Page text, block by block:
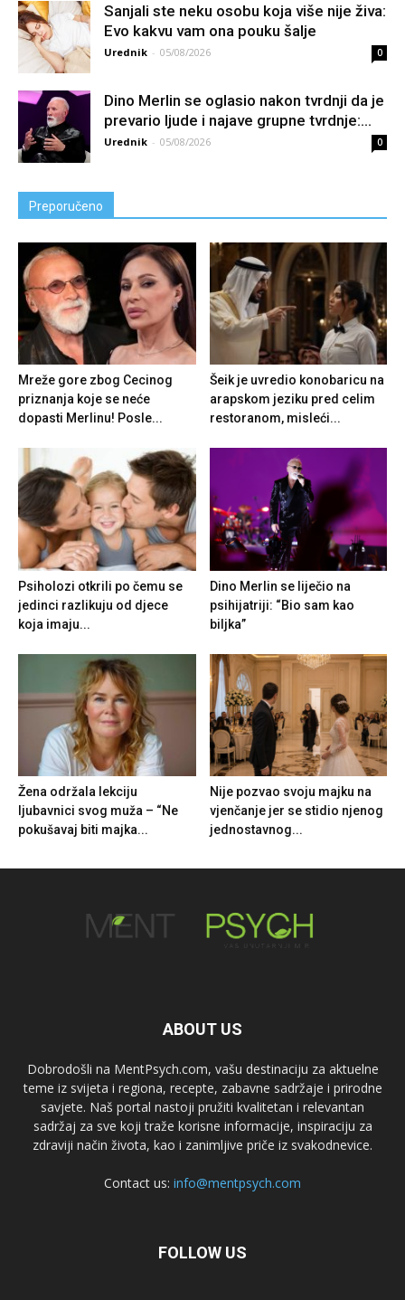
Sanjali ste neku osobu koja više nije živa:
Evo kakvu vam ona pouku šalje
Urednik - 05/08/2026 0
Dino Merlin se oglasio nakon tvrdnji da je
prevario ljude i najave grupne tvrdnje:...
Urednik - 05/08/2026 0
Preporučeno
Mreže gore zbog Cecinog
priznanja koje se neće
dopasti Merlinu! Posle...
Šeik je uvredio konobaricu na
arapskom jeziku pred celim
restoranom, misleći...
Psiholozi otkrili po čemu se
jedinci razlikuju od djece
koja imaju...
Dino Merlin se liječio na
psihijatriji: “Bio sam kao
biljka”
Žena održala lekciju
ljubavnici svog muža – “Ne
pokušavaj biti majka...
Nije pozvao svoju majku na
vjenčanje jer se stidio njenog
jednostavnog...
ABOUT US
Dobrodošli na MentPsych.com, vašu destinaciju za aktuelne
teme iz svijeta i regiona, recepte, zabavne sadržaje i prirodne
savjete. Naš portal nastoji pružiti kvalitetan i relevantan
sadržaj za sve koji traže korisne informacije, inspiraciju za
zdraviji način života, kao i zanimljive priče iz svakodnevice.
Contact us: info@mentpsych.com
FOLLOW US